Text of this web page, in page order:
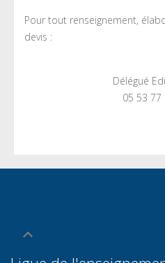
Pour tout renseignement,
devis :
Délégué
05 53 77